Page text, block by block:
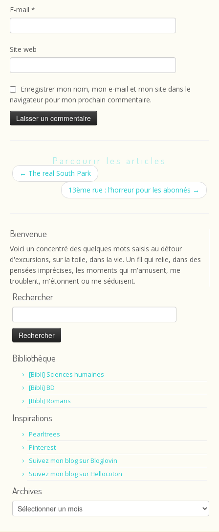
E-mail *
Site web
Enregistrer mon nom, mon e-mail et mon site dans le
navigateur pour mon prochain commentaire.
Parcourir les articles
← The real South Park
13ème rue : l’horreur pour les abonnés →
Bienvenue
Voici un concentré des quelques mots saisis au détour
d'excursions, sur la toile, dans la vie. Un fil qui relie, dans des
pensées imprécises, les moments qui m'amusent, me
troublent, m'étonnent ou me séduisent.
Rechercher
Rechercher :
Bibliothèque
[Bibli] Sciences humaines
[Bibli] BD
[Bibli] Romans
Inspirations
Pearltrees
Pinterest
Suivez mon blog sur Bloglovin
Suivez mon blog sur Hellocoton
Archives
Archives